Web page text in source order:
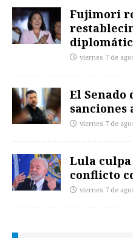
Fujimori
viernes 7 de
El Senado
sanciones
viernes 7 de
Lula culpa
conflicto
viernes 7 de